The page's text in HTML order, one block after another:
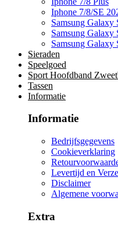
Iphone 7/8/SE
Samsung Galaxy
Samsung Galaxy
Samsung Galaxy
Sieraden
Speelgoed
Sport Hoofdband
Tassen
Informatie
Informatie
Bedrijfsgegevens
Cookieverklaring
Levertijd en
Disclaimer
Algemene
Extra